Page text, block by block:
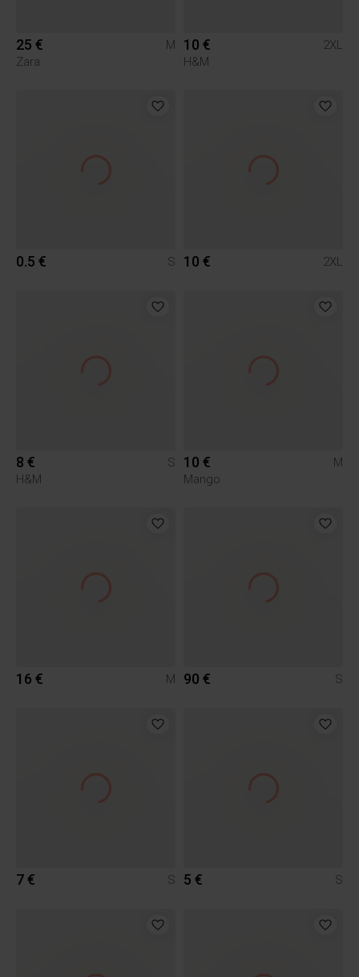
25 €
M
Zara
10 €
2XL
H&M
0.5 € S 10 € 2XL
8 €
S
H&M
10 €
M
Mango
16 € M 90 € S
7 € S 5 € S